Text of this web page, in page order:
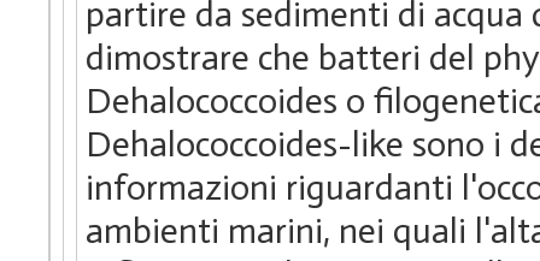
partire da sedimenti di
dimostrare che batteri del
Dehalococcoides o
Dehalococcoides-like sono i
informazioni riguardanti
ambienti marini, nei quali